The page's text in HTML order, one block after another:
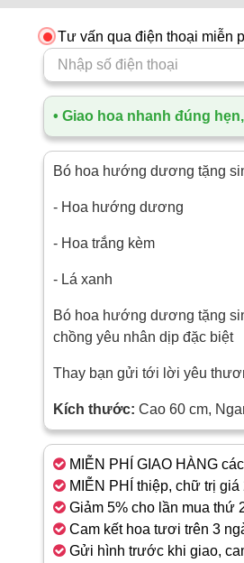
Tư vấn qua điện thoại miễn
• Giao hoa nhanh đúng
Bó hoa hướng dương tặng
- Hoa hướng dương
- Hoa trắng kèm
- Lá xanh
Bó hoa hướng dương tặng
chồng yêu nhân dịp đặc biệt
Thay bạn gửi tới lời yêu
Kích thước: Cao 60 cm,
MIỄN PHÍ GIAO HÀNG
MIỄN PHÍ thiệp, chữ trị giá
Giảm 5% cho lần mua thứ
Cam kết hoa tươi trên 3
Gửi hình trước khi giao,